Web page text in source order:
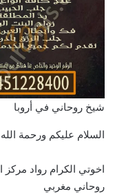
شيخ روحاني في أروبا
السلام عليكم ورحمة الله
اخوتي الكرام رواد
روحاني مغربي